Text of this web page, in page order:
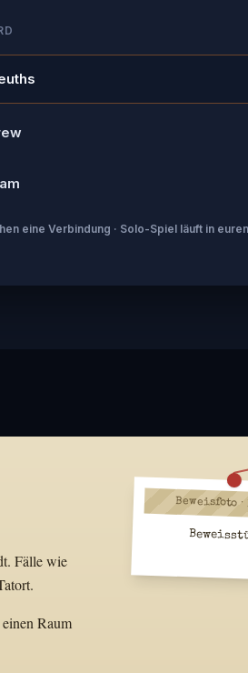
eine Verbindung · Solo-Spiel läuft in
Fälle wie
Raum
Beweisfoto